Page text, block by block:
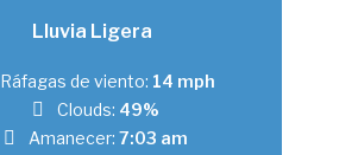
Lluvia Ligera
Ráfagas de viento: 14 mph
Clouds: 49%
Amanecer: 7:03 am